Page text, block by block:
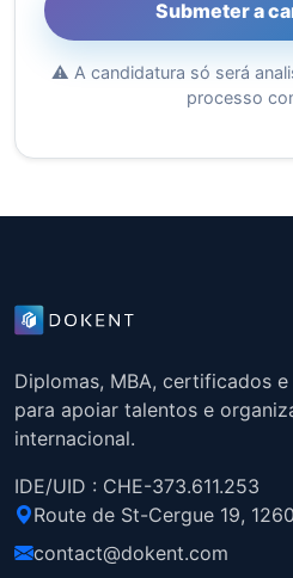
Submeter a
⚠️ A candidatura só será
processo
Diplomas, MBA, certificados
para apoiar talentos e
internacional.
IDE/UID : CHE-373.611.253
Route de St-Cergue 19,
contact@dokent.com